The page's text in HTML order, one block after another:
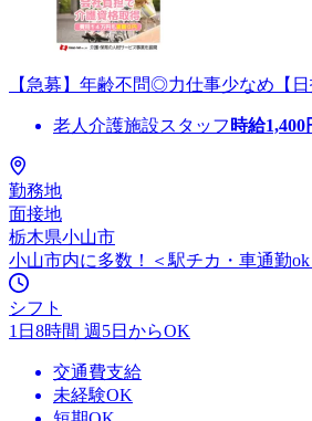
【急募】年齢不問◎力仕事少なめ【日
老人介護施設スタッフ 時給1,400
勤務地
面接地
栃木県小山市
小山市内に多数！＜駅チカ・車通勤ok
シフト
1日8時間 週5日からOK
交通費支給
未経験OK